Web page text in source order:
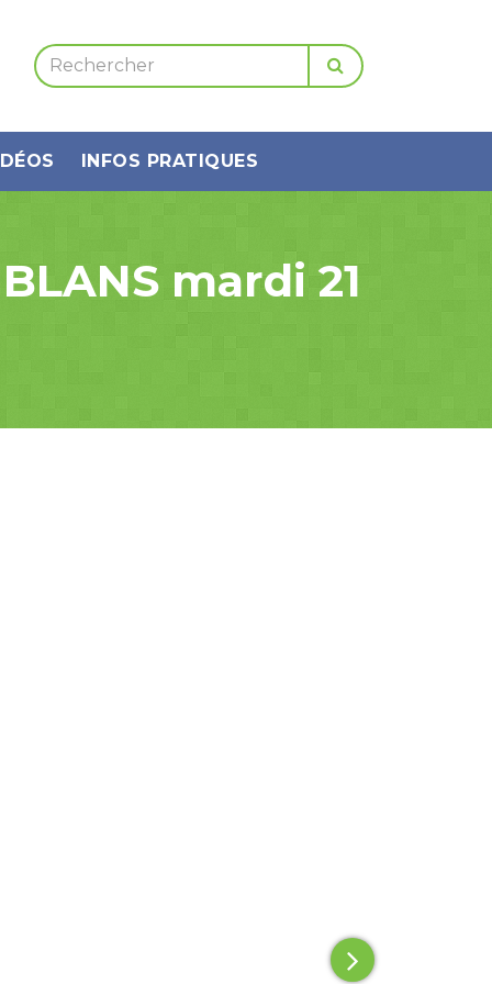
INFOS PRATIQUES
mardi 21